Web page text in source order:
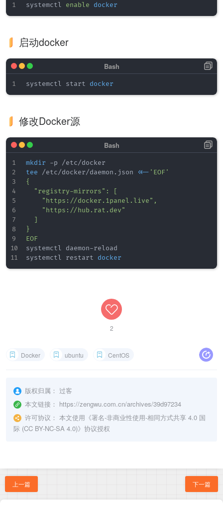
systemctl enable docker
启动docker
systemctl start docker
修改Docker源
mkdir
tee /etc/docker/daemon.json <<- 'EOF'
{
}
EOF
systemctl daemon-reload
systemctl restart docker
2
Docker ubuntu CentOS
版权归属： 过客
本文链接： https://zengwu.com.cn/archives/39d97234
许可协议： 本文使用《署名-非商业性使用-相同方式共享 4.0 国
际 (CC BY-NC-SA 4.0)》协议授权
上一篇 下一篇